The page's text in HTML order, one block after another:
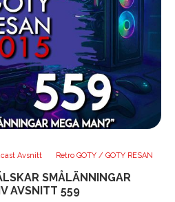
Avsnitt Retro GOTY / GOTY RESAN
SMÅLÄNNINGAR
AVSNITT 559